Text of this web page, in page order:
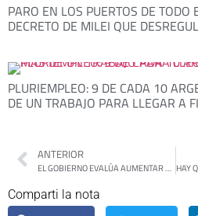
PARO EN LOS PUERTOS DE TODO
DECRETO DE MILEI QUE
PLURIEMPLEO: 9 DE CADA 10
DE UN TRABAJO PARA LLEGAR A
ANTERIOR
EL GOBIERNO EVALÚA AUMENTAR UN 100% EL IMPUESTO A LA NAFTA
Comparti la nota